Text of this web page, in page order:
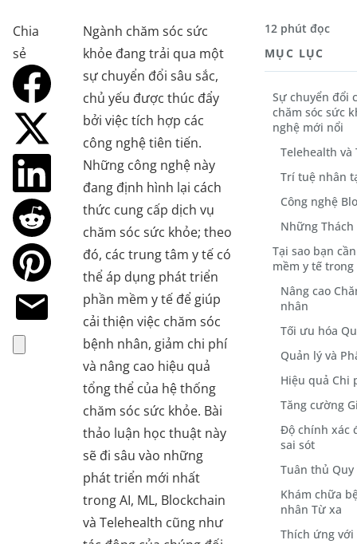
Chia
sẻ
Ngành chăm sóc sức
khỏe đang trải qua một
sự chuyển đổi sâu sắc,
chủ yếu được thúc đẩy
bởi việc tích hợp các
công nghệ tiên tiến.
Những công nghệ này
đang định hình lại cách
thức cung cấp dịch vụ
chăm sóc sức khỏe; theo
đó, các trung tâm y tế có
thể áp dụng phát triển
phần mềm y tế để giúp
cải thiện việc chăm sóc
bệnh nhân, giảm chi phí
và nâng cao hiệu quả
tổng thể của hệ thống
chăm sóc sức khỏe. Bài
thảo luận học thuật này
sẽ đi sâu vào những
phát triển mới nhất
trong AI, ML, Blockchain
và Telehealth cũng như
12 phút đọc
MỤC LỤC
Sự chuyển đổi
chăm sóc sức
nghệ mới nổi
Telehealth và
Trí tuệ nhân
Công nghệ
Những Thách
Tại sao bạn
mềm y tế
Nâng cao
nhân
Tối ưu hóa
Quản lý và
Hiệu quả Chi
Tăng cường
Độ chính xác
sai sót
Tuân thủ
Khám chữa
nhân Từ xa
Thích ứng